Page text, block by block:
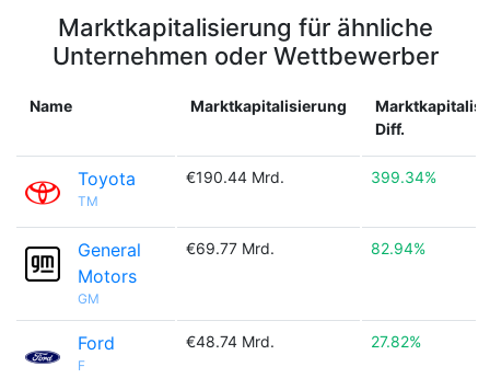
Marktkapitalisierung für ähnliche
Unternehmen oder Wettbewerber
Name Marktkapitalisierung
Diff.
Toyota
TM
€190.44 Mrd. 399.34%
General
Motors
GM
€69.77 Mrd. 82.94%
Ford
F
€48.74 Mrd. 27.82%